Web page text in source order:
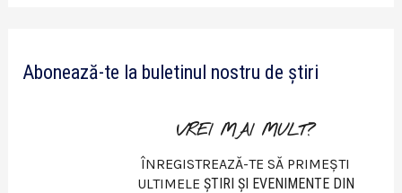
o
Abonează-te la buletinul nostru de știri
VREI MAI MULT?
ÎNREGISTREAZĂ-TE SĂ PRIMEȘTI
ULTIMELE ŞTIRI ŞI EVENIMENTE DIN